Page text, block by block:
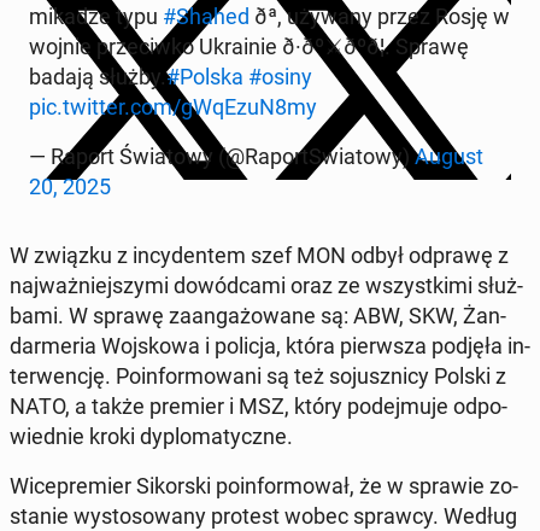
mi­ka­dze typu #Shahed ðª, używany przez Rosję w
wojnie prze­ciw­ko Ukra­inie ð·ðº⚔️ðºð¦. Sprawę
badają służby.#Polska #osiny
pic.twitter.com/gWqEzuN8my
— Raport Świa­to­wy (@Ra­port­Swia­to­wy)August
20, 2025
W związku z in­cy­den­tem szef MON odbył odprawę z
naj­waż­niej­szy­mi do­wód­ca­mi oraz ze wszyst­ki­mi służ­
ba­mi. W sprawę za­an­ga­żo­wa­ne są: ABW, SKW, Żan­
dar­me­ria Woj­sko­wa i policja, która pierw­sza podjęła in­
ter­wen­cję. Po­in­for­mo­wa­ni są też so­jusz­ni­cy Polski z
NATO, a także premier i MSZ, który po­dej­mu­je od­po­
wied­nie kroki dy­plo­ma­tycz­ne.
Wi­ce­pre­mier Si­kor­ski po­in­for­mo­wał, że w sprawie zo­
sta­nie wy­sto­so­wa­ny protest wobec sprawcy. Według